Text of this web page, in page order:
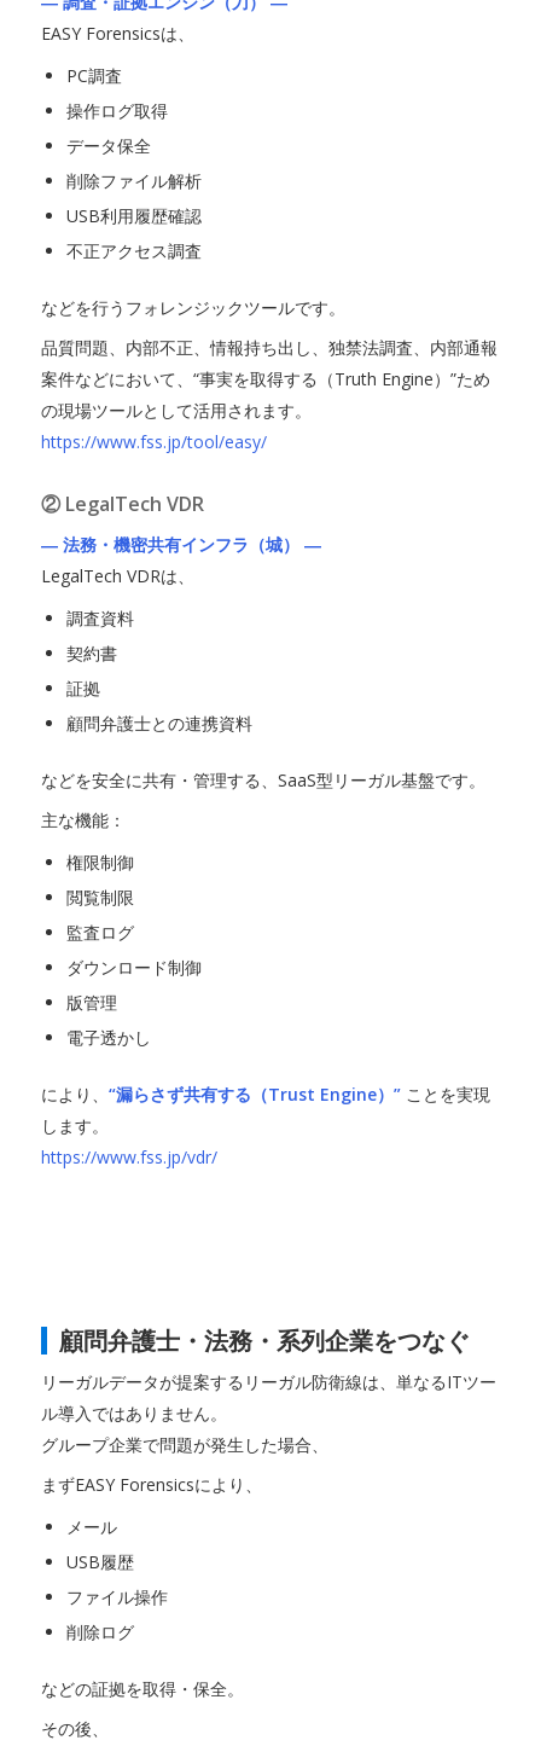
EASY Forensicsは、
PC調査
操作ログ取得
データ保全
削除ファイル解析
USB利用履歴確認
不正アクセス調査
などを行うフォレンジックツールです。
品質問題、内部不正、情報持ち出し、独禁法調査、内部通報
案件などにおいて、“事実を取得する（Truth Engine）”ため
の現場ツールとして活用されます。
https://www.fss.jp/tool/easy/
② LegalTech VDR
― 法務・機密共有インフラ（城） ―
LegalTech VDRは、
調査資料
契約書
証拠
顧問弁護士との連携資料
などを安全に共有・管理する、SaaS型リーガル基盤です。
主な機能：
権限制御
閲覧制限
監査ログ
ダウンロード制御
版管理
電子透かし
により、 “漏らさず共有する（Trust Engine）”ことを実現
します。
https://www.fss.jp/vdr/
顧問弁護士・法務・系列企業をつなぐ
リーガルデータが提案するリーガル防衛線は、単なるITツー
ル導入ではありません。
グループ企業で問題が発生した場合、
まずEASY Forensicsにより、
メール
USB履歴
ファイル操作
削除ログ
などの証拠を取得・保全。
その後、